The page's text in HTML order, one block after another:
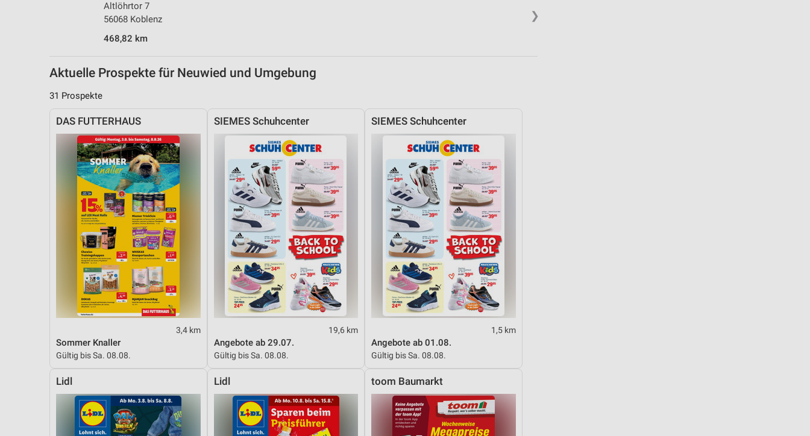
❯
Altlöhrtor 7
56068 Koblenz
468,82 km
Aktuelle Prospekte für Neuwied und Umgebung
31 Prospekte
DAS FUTTERHAUS
3,4 km
Sommer Knaller
Gültig bis Sa. 08.08.
SIEMES Schuhcenter
19,6 km
Angebote ab 29.07.
Gültig bis Sa. 08.08.
SIEMES Schuhcenter
1,5 km
Angebote ab 01.08.
Gültig bis Sa. 08.08.
Lidl Lidl toom Baumarkt
Nicht-IAB-Verarbeitungszwecke:
Notwendig
Performance